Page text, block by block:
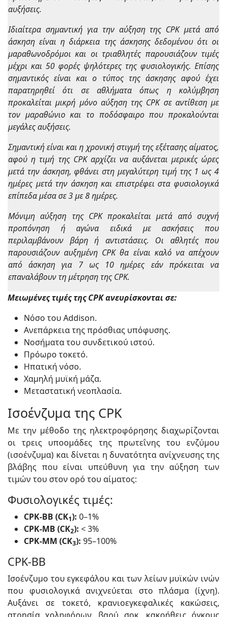
αυξήσεις.
Ιδιαίτερα σημαντική για την αύξηση της CPK μετά από
άσκηση είναι η διάρκεια της άσκησης δεδομένου ότι οι
μαραθωνοδρόμοι και οι τριαθλητές παρουσιάζουν τιμές
μέχρι και 50 φορές ψηλότερες της φυσιολογικής. Επίσης
σημαντικός είναι και ο τύπος της άσκησης αφού έχει
παρατηρηθεί ότι σε αθλήματα όπως η κολύμβηση
προκαλείται μικρή μόνο αύξηση της CPK σε αντίθεση με
τον μαραθώνιο και το ποδόσφαιρο που προκαλούνται
μεγάλες αυξήσεις.
Σημαντική είναι και η χρονική στιγμή της εξέτασης αίματος,
αφού η τιμή της CPK αρχίζει να αυξάνεται μερικές ώρες
μετά την άσκηση, φθάνει στη μεγαλύτερη τιμή της 1 ως 4
ημέρες μετά την άσκηση και επιστρέφει στα φυσιολογικά
επίπεδα μέσα σε 3 με 8 ημέρες.
Μόνιμη αύξηση της CPK προκαλείται μετά από συχνή
προπόνηση ή αγώνα ειδικά με ασκήσεις που
περιλαμβάνουν βάρη ή αντιστάσεις. Οι αθλητές που
παρουσιάζουν αυξημένη CPK θα είναι καλό να απέχουν
από άσκηση για 7 ως 10 ημέρες εάν πρόκειται να
επαναλάβουν τη μέτρηση της CPK.
Μειωμένες τιμές της CPK ανευρίσκονται σε:
Νόσο του Addison.
Ανεπάρκεια της πρόσθιας υπόφυσης.
Νοσήματα του συνδετικού ιστού.
Πρόωρο τοκετό.
Ηπατική νόσο.
Χαμηλή μυϊκή μάζα.
Μεταστατική νεοπλασία.
Ισοένζυμα της CPK
Με την μέθοδο της ηλεκτροφόρησης διαχωρίζονται
οι τρεις υποομάδες της πρωτεΐνης του ενζύμου
(ισοένζυμα) και δίνεται η δυνατότητα ανίχνευσης της
βλάβης που είναι υπεύθυνη για την αύξηση των
τιμών του στον ορό του αίματος:
Φυσιολογικές τιμές:
CPK-BB (CK1): 0–1%
CPK-MB (CK2): < 3%
CPK-MM (CK3): 95–100%
CPK-BB
Ισοένζυμο του εγκεφάλου και των λείων μυϊκών ινών
που φυσιολογικά ανιχνεύεται στο πλάσμα (ίχνη).
Αυξάνει σε τοκετό, κρανιοεγκεφαλικές κακώσεις,